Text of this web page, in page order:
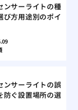
ンサーライトの種
び方用途別のポイ
ンサーライトの誤
防ぐ設置場所の選